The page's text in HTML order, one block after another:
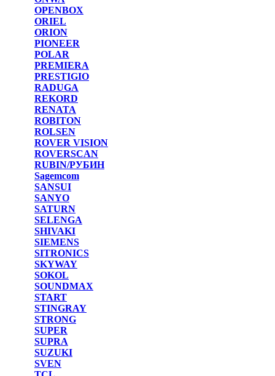
OPENBOX
ORIEL
ORION
PIONEER
POLAR
PREMIERA
PRESTIGIO
RADUGA
REKORD
RENATA
ROBITON
ROLSEN
ROVER VISION
ROVERSCAN
RUBIN/РУБИН
Sagemcom
SANSUI
SANYO
SATURN
SELENGA
SHIVAKI
SIEMENS
SITRONICS
SKYWAY
SOKOL
SOUNDMAX
START
STINGRAY
STRONG
SUPER
SUPRA
SUZUKI
SVEN